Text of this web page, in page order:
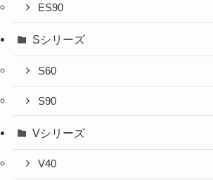
ES90
Sシリーズ
S60
S90
Vシリーズ
V40